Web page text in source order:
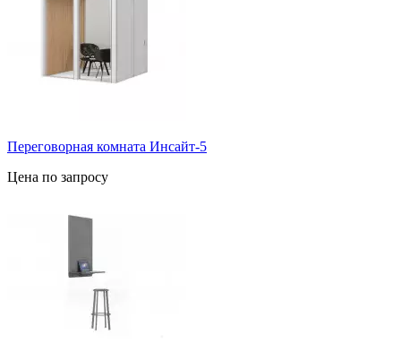
Переговорная комната Инсайт-5
Цена по запросу